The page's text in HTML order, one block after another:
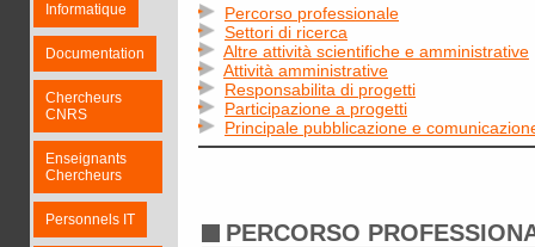
Informatique
Documentation
Chercheurs
CNRS
Enseignants
Chercheurs
Personnels IT
Percorso professionale
Settori di ricerca
Altre attività scientifiche e amministrative
Attività amministrative
Responsabilita di progetti
Participazione a progetti
Principale pubblicazione e
PERCORSO